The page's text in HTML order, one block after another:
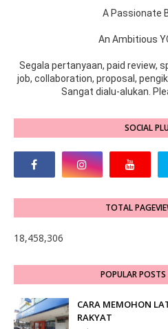
A Passionate
An Ambitious
Segala pertanyaan, paid review,
job, collaboration, proposal,
Sangat dialu-alukan.
SOCIAL
TOTAL
18,458,306
POPULAR POSTS
CARA MEMOHON
RAKYAT